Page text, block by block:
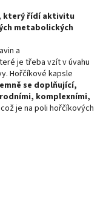
který řídí aktivitu
metabolických
a
je třeba vzít v úvahu
Hořčíkové kapsle
se doplňující,
komplexními,
je na poli hořčíkových